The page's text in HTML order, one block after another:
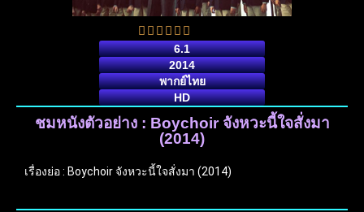
6.1
2014
พากย์ไทย
HD
ชมหนังตัวอย่าง : Boychoir จังหวะนี้ใจสั่งมา
(2014)
เรื่องย่อ : Boychoir จังหวะนี้ใจสั่งมา (2014)